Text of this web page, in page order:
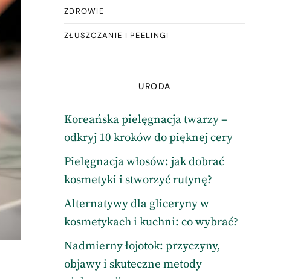
ZDROWIE
ZŁUSZCZANIE I PEELINGI
URODA
Koreańska pielęgnacja twarzy –
odkryj 10 kroków do pięknej cery
Pielęgnacja włosów: jak dobrać
kosmetyki i stworzyć rutynę?
Alternatywy dla gliceryny w
kosmetykach i kuchni: co wybrać?
Nadmierny łojotok: przyczyny,
objawy i skuteczne metody